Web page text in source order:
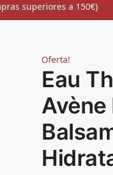
superiores a 150€)
Oferta!
Eau
Avène